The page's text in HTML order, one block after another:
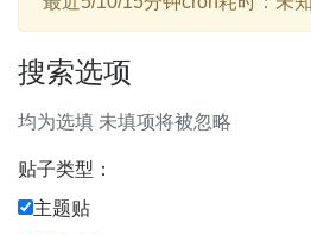
搜索选项
均为选填 未填项将被忽略
贴子类型：
主题贴